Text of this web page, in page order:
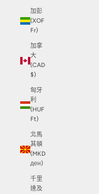
加彭
(XOF
Fr)
加拿
大
(CAD
$)
匈牙
利
(HUF
Ft)
北馬
其頓
(MKD
ден)
千里
達及